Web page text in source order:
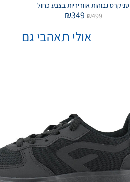
סניקרס גבוהות אווריריות בצבע כחול
₪499
₪349
אולי תאהבי גם